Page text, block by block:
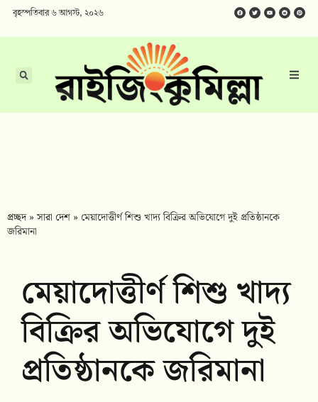
বৃহস্পতিবার ৬ আগস্ট, ২০২৬
প্রচ্ছদ»সারা দেশ » মেয়াদোত্তীর্ণ শিশু খাদ্য বিক্রির অভিযোগে দুই প্রতিষ্ঠানকে
জরিমানা
মেয়াদোত্তীর্ণ শিশু খাদ্য
বিক্রির অভিযোগে দুই
প্রতিষ্ঠানকে জরিমানা